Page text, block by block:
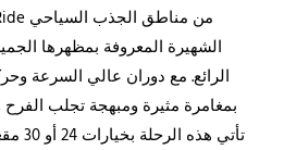
الشهيرة المعروفة بمظهرها
الرائع. مع دوران عالي السرعة
بمغامرة مثيرة ومبهجة تجلب الفرح